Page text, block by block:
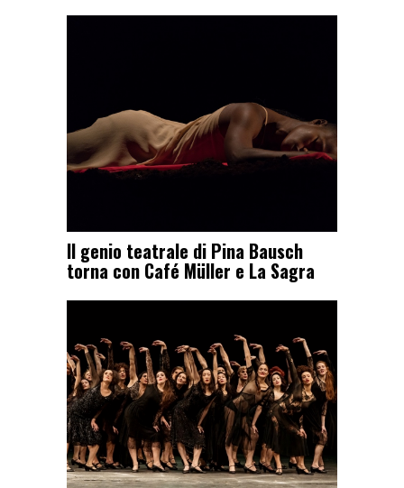
Il genio teatrale di Pina Bausch
torna con Café Müller e La Sagra